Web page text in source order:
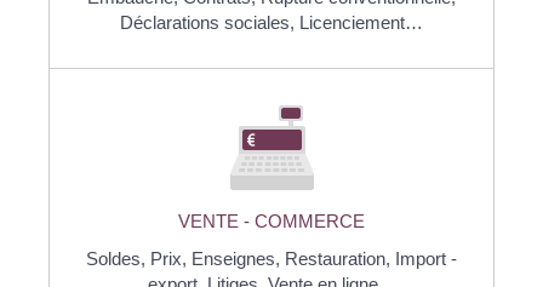
Déclarations sociales, Licenciement…
VENTE - COMMERCE
Soldes, Prix, Enseignes, Restauration, Import -